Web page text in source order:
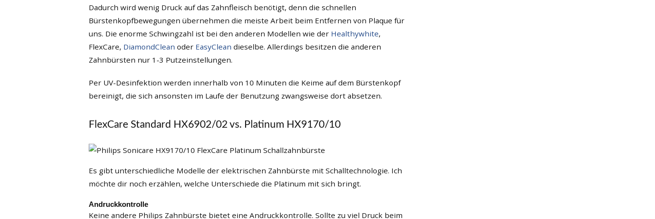
Dadurch wird wenig Druck auf das Zahnfleisch benötigt, denn die schnellen
Bürstenkopfbewegungen übernehmen die meiste Arbeit beim Entfernen von Plaque für
uns. Die enorme Schwingzahl ist bei den anderen Modellen wie der Healthywhite,
FlexCare, DiamondClean oder EasyClean dieselbe. Allerdings besitzen die anderen
Zahnbürsten nur 1-3 Putzeinstellungen.
Per UV-Desinfektion werden innerhalb von 10 Minuten die Keime auf dem Bürstenkopf
bereinigt, die sich ansonsten im Laufe der Benutzung zwangsweise dort absetzen.
FlexCare Standard HX6902/02 vs. Platinum HX9170/10
Es gibt unterschiedliche Modelle der elektrischen Zahnbürste mit Schalltechnologie. Ich
möchte dir noch erzählen, welche Unterschiede die Platinum mit sich bringt.
Andruckkontrolle
Keine andere Philips Zahnbürste bietet eine Andruckkontrolle. Sollte zu viel Druck beim